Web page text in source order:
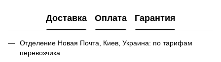
Доставка Оплата Гарантия
Отделение Новая Почта, Киев, Украина: по тарифам
перевозчика